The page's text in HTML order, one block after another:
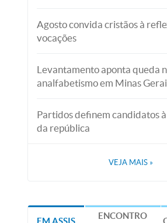
Agosto convida cristãos à
vocações
Levantamento aponta queda
analfabetismo em Minas
Partidos definem candidatos
da república
VEJA MAIS »
ENCONTRO